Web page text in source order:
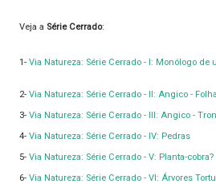
Veja a Série Cerrado:
1- Via Natureza: Série Cerrado - I: Monólogo de
2- Via Natureza: Série Cerrado - II: Angico -
3- Via Natureza: Série Cerrado - III: Angico -
4- Via Natureza: Série Cerrado - IV: Pedras
5- Via Natureza: Série Cerrado - V: Planta-cobra?
6- Via Natureza: Série Cerrado - VI: Árvores